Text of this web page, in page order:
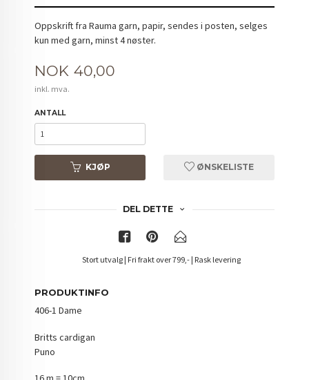
Oppskrift fra Rauma garn, papir, sendes i posten, selges
kun med garn, minst 4 nøster.
Pris
NOK 40,00
inkl. mva.
ANTALL
KJØP ØNSKELISTE
DEL DETTE
Stort utvalg | Fri frakt over 799,- | Rask levering
PRODUKTINFO
406-1 Dame
Britts cardigan
Puno